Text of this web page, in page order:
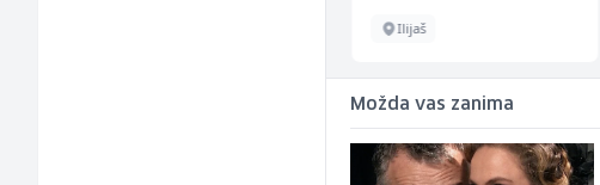
Ilijaš
Možda vas zanima